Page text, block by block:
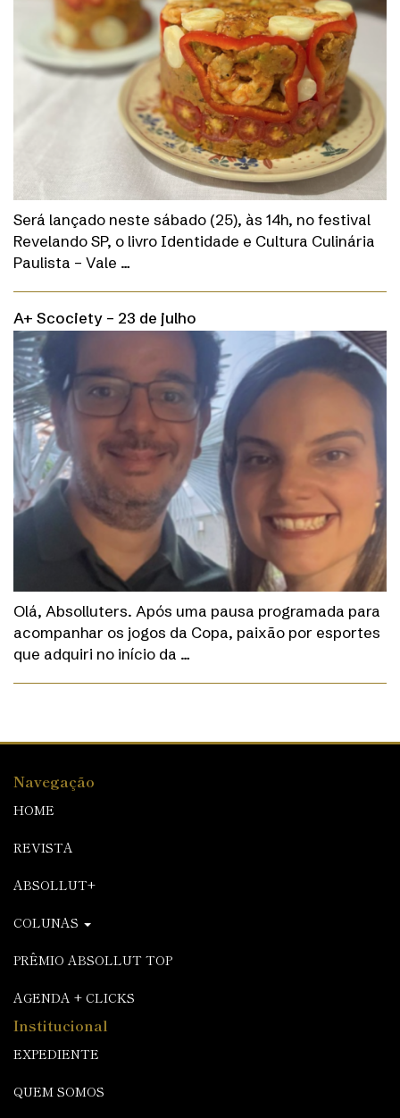
Será lançado neste sábado (25), às 14h, no festival
Revelando SP, o livro Identidade e Cultura Culinária
Paulista – Vale …
A+ Scociety – 23 de julho
Olá, Absolluters. Após uma pausa programada para
acompanhar os jogos da Copa, paixão por esportes
que adquiri no início da …
Navegação
HOME
REVISTA
ABSOLLUT+
COLUNAS
PRÊMIO ABSOLLUT TOP
AGENDA + CLICKS
Institucional
EXPEDIENTE
QUEM SOMOS